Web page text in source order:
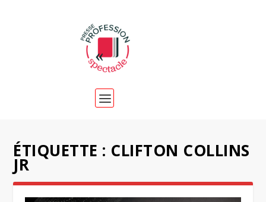
ÉTIQUETTE : CLIFTON COLLINS
JR